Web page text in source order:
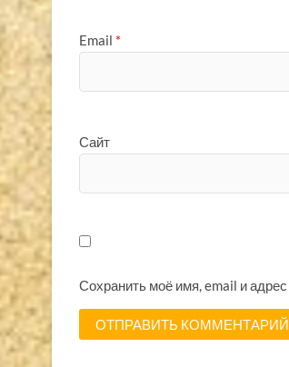
Email *
Сайт
Сохранить моё имя, email и